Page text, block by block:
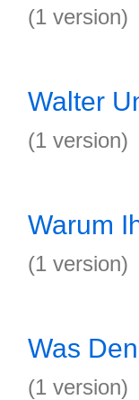
(1 version)
Walter
(1 version)
Warum
(1 version)
Was
(1 version)